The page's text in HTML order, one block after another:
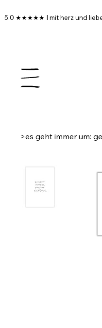
5.0 ★★★★★ I mit herz und liebe
>es geht immer um: